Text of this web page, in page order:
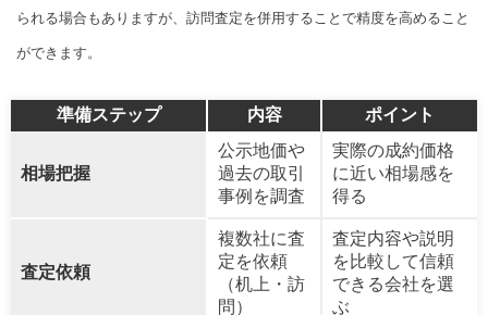
られる場合もありますが、訪問査定を併用することで精度を高めること
ができます。
準備ステップ 内容 ポイント
相場把握
公示地価や
過去の取引
事例を調査
実際の成約価格
に近い相場感を
得る
査定依頼
複数社に査
定を依頼
（机上・訪
問）
査定内容や説明
を比較して信頼
できる会社を選
ぶ